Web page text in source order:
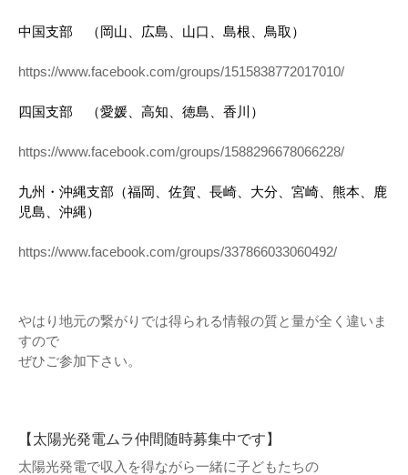
中国支部 （岡山、広島、山口、島根、鳥取）
https://www.facebook.com/groups/1515838772017010/
四国支部 （愛媛、高知、徳島、香川）
https://www.facebook.com/groups/1588296678066228/
九州・沖縄支部（福岡、佐賀、長崎、大分、宮崎、熊本、鹿
児島、沖縄）
https://www.facebook.com/groups/337866033060492/
やはり地元の繋がりでは得られる情報の質と量が全く違いま
すので
ぜひご参加下さい。
【太陽光発電ムラ仲間随時募集中です】
太陽光発電で収入を得ながら一緒に子どもたちの